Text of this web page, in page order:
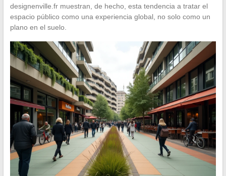
designenville.fr muestran, de hecho, esta tendencia a tratar el
espacio público como una experiencia global, no solo como un
plano en el suelo.